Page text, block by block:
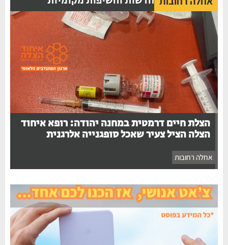
הצלת חיים דרמטית במחנה יהודה: רופא איחוד
הצלה הציל צעיר שאכל סופגנייה אלרגנית
אחלה רחובות